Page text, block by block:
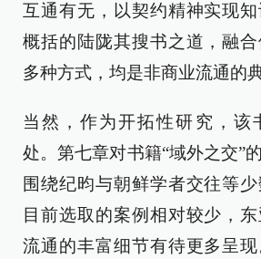
互通有无，以契约精神实现
概括的陆陇其搜书之道，融
多种方式，均是非商业流通的
当然，作为开拓性研究，该
处。第七章对书籍“域外之交”
围绕纪昀与朝鲜学者交往等
目前选取的案例相对较少，
流通的丰富细节有待更多呈